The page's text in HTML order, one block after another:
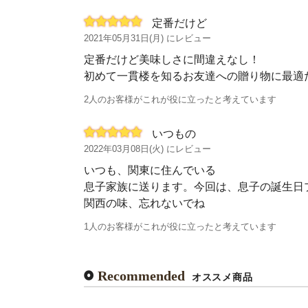
定番だけど
2021年05月31日(月) にレビュー
定番だけど美味しさに間違えなし！
初めて一貫楼を知るお友達への贈り物に最適
2人のお客様がこれが役に立ったと考えています
いつもの
2022年03月08日(火) にレビュー
いつも、関東に住んでいる
息子家族に送ります。今回は、息子の誕生日
関西の味、忘れないでね
1人のお客様がこれが役に立ったと考えています
Recommended オススメ商品